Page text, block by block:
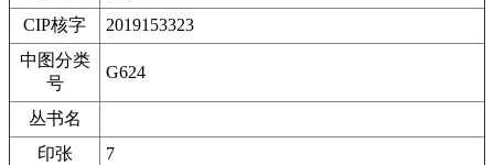
CIP核字
2019153323
中图分类
号
G624
丛书名
印张
7